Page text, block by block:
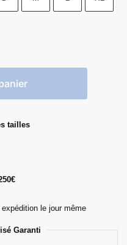
tailles
le jour même
Garanti